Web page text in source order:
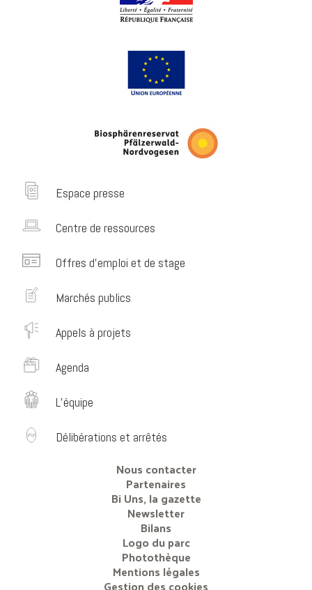
Espace presse
Centre de ressources
Offres d’emploi et de stage
Marchés publics
Appels à projets
Agenda
L’équipe
Délibérations et arrêtés
Nous contacter
Partenaires
Bi Uns, la gazette
Newsletter
Bilans
Logo du parc
Photothèque
Mentions légales